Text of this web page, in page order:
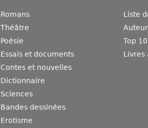
Romans
Théâtre
Poésie
Essais et documents
Contes et nouvelles
Dictionnaire
Sciences
Bandes dessinées
Erotisme
Liste
Top
Livres